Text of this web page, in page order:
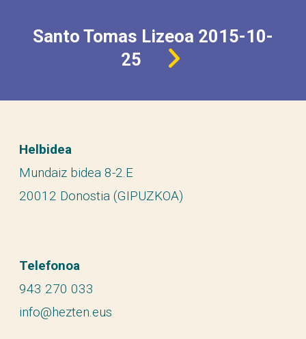
Santo Tomas Lizeoa 2015-10-
25
Helbidea
Mundaiz bidea 8-2.E
20012 Donostia (GIPUZKOA)
Telefonoa
943 270 033
info@hezten.eus